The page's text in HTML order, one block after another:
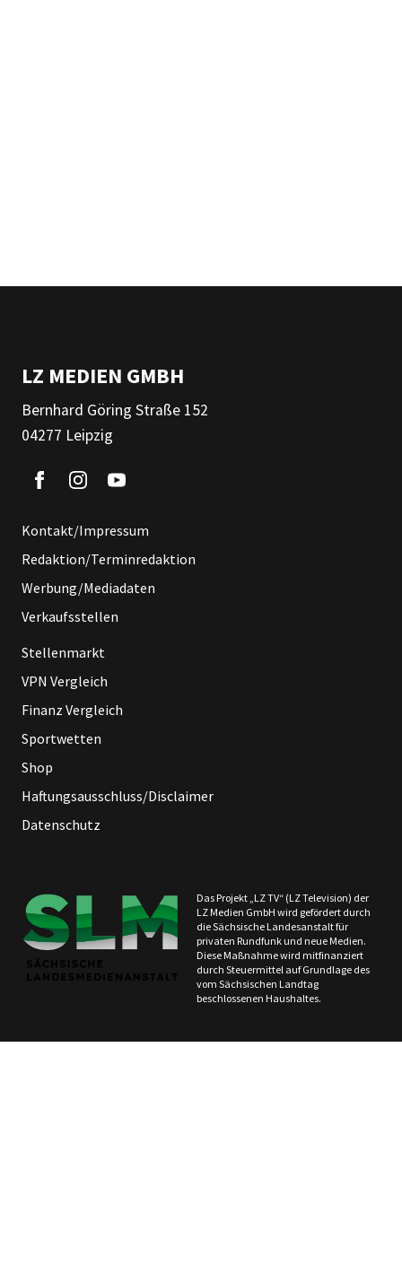
LZ MEDIEN GMBH
Bernhard Göring Straße 152
04277 Leipzig
Kontakt/Impressum
Redaktion/Terminredaktion
Werbung/Mediadaten
Verkaufsstellen
Stellenmarkt
VPN Vergleich
Finanz Vergleich
Sportwetten
Shop
Haftungsausschluss/Disclaimer
Datenschutz
Das Projekt „LZ TV“ (LZ Television) der
LZ Medien GmbH wird gefördert durch
die Sächsische Landesanstalt für
privaten Rundfunk und neue Medien.
Diese Maßnahme wird mitfinanziert
durch Steuermittel auf Grundlage des
vom Sächsischen Landtag
beschlossenen Haushaltes.